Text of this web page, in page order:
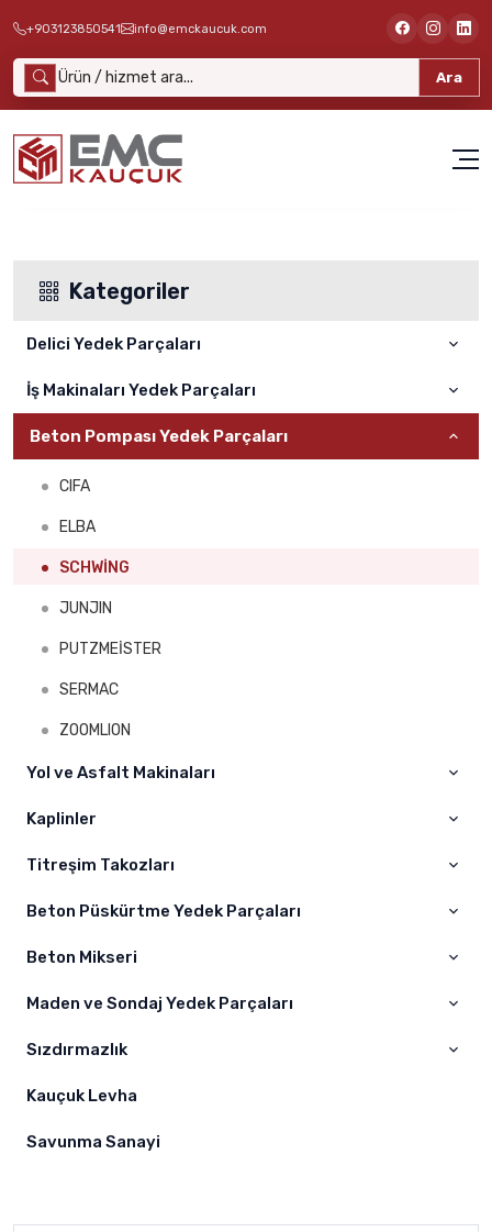
+903123850541 info@emckaucuk.com
Ara
Kategoriler
Delici Yedek Parçaları
ATLAS COPCO
SANDVİK
FURUKAWA
MONTABERT
INGERSOLL RAND
MİNE MASTER
DAİNONG
İş Makinaları Yedek Parçaları
Cat
Komatsu
Volvo
Hıtachi
Sumitomo
Hyundai
Liebherr
Hidromek
Daewoo
Champion
Samsung
Beton Pompası Yedek Parçaları
CIFA
ELBA
SCHWİNG
JUNJIN
PUTZMEİSTER
SERMAC
ZOOMLION
Yol ve Asfalt Makinaları
WOGOLE
BOMAG
DYNAPAC
Kaplinler
A – AS Kaplin
Kaplin
Titreşim Takozları
Titreşim Takoz
Beton Püskürtme Yedek Parçaları
Kelepçeler
Nozullar
Difüzörler
Beton Mikseri
Beton Mikseri
Maden ve Sondaj Yedek Parçaları
Maden Yedek Parçaları
Sondaj Yedek Parçaları
Sızdırmazlık
O-Ring Grubu
Yağ Keçeleri
O-ring Kit
Kauçuk Levha
Savunma Sanayi